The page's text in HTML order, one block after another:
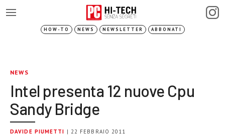
HOW-TO NEWS NEWSLETTER ABBONATI
NEWS
Intel presenta 12 nuove Cpu
Sandy Bridge
DAVIDE PIUMETTI | 22 FEBBRAIO 2011